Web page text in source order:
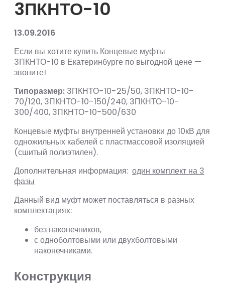
3ПКНТО-10
13.09.2016
Если вы хотите купить Концевые муфты
3ПКНТО-10 в Екатеринбурге по выгодной цене —
звоните!
Типоразмер: 3ПКНТО-10-25/50, 3ПКНТО-10-
70/120, 3ПКНТО-10-150/240, 3ПКНТО-10-
300/400, 3ПКНТО-10-500/630
Концевые муфты внутренней установки до 10кВ для
одножильных кабелей с пластмассовой изоляцией
(сшитый полиэтилен).
Дополнительная информация: один комплект на 3
фазы
Данный вид муфт может поставляться в разных
комплектациях:
без наконечников,
с одноболтовыми или двухболтовыми
наконечниками.
Конструкция